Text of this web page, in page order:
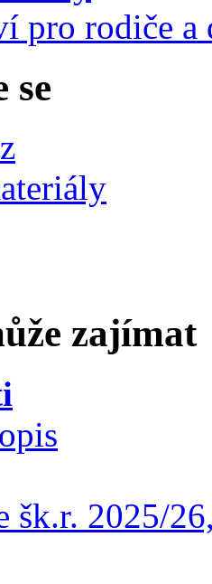
pro rodiče
se
zajímat
šk.r. 2025/